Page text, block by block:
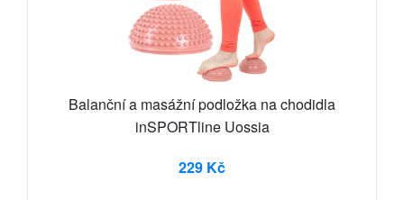
Balanční a masážní podložka na chodidla
inSPORTline Uossia
229 Kč